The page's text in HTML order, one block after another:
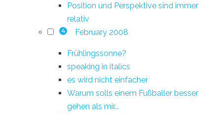
Position und Perspektive sind immer
relativ
4 February 2008
Frühlingssonne?
speaking in italics
es wird nicht einfacher
Warum solls einem Fußballer besser
gehen als mir...